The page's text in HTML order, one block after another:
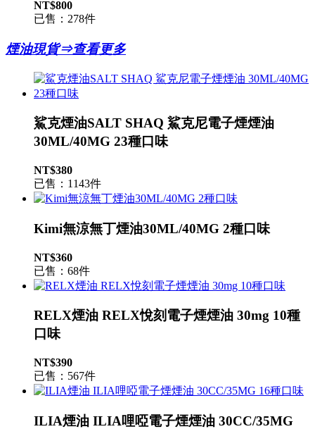
NT$800
已售：278件
煙油現貨⇒查看更多
鯊克煙油SALT SHAQ 鯊克尼電子煙煙油
30ML/40MG 23種口味
NT$380
已售：1143件
Kimi無涼無丁煙油30ML/40MG 2種口味
NT$360
已售：68件
RELX煙油 RELX悅刻電子煙煙油 30mg 10種
口味
NT$390
已售：567件
ILIA煙油 ILIA哩啞電子煙煙油 30CC/35MG